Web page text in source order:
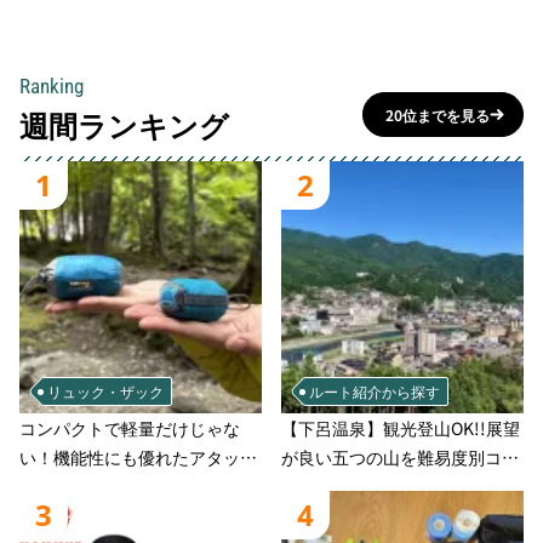
Ranking
週間ランキング 20位までを見る
1
リュック・ザック
コンパクトで軽量だけじゃな
い！機能性にも優れたアタック
ムと選び方
2
ルート紹介から探す
【下呂温泉】観光登山OK!!展望
が良い五つの山を難易度別コー
スでご案
3 4